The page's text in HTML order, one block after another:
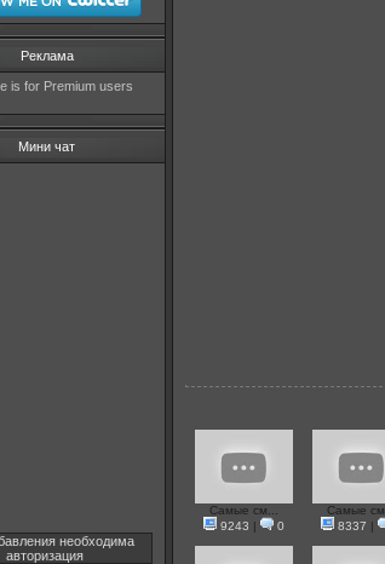
Реклама
is for Premium users
Мини чат
необходима
авторизация
Самые см...
9243 | 0
Самые
8337 |